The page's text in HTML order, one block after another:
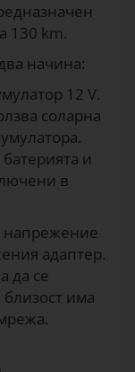
130 km.
начина:
12 V.
соларна
и
в
напрежение
адаптер.
да се
има